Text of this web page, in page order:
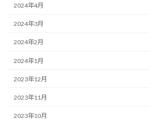
2024年4月
2024年3月
2024年2月
2024年1月
2023年12月
2023年11月
2023年10月